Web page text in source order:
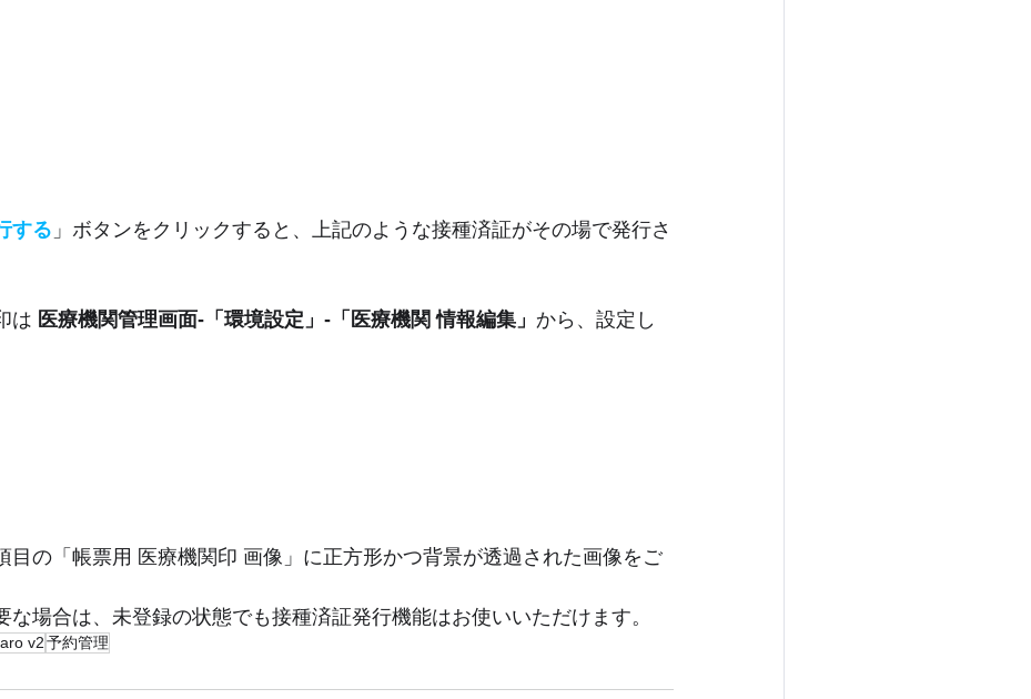
する 」ボタンをクリックすると、上記のような接種済証がその場で発行さ
は 医療機関管理画面-「環境設定」-「医療機関 情報編集」 から、設定し
目の「帳票用 医療機関印 画像」に正方形かつ背景が透過された画像をご
な場合は、未登録の状態でも接種済証発行機能はお使いいただけます。
v2予約管理